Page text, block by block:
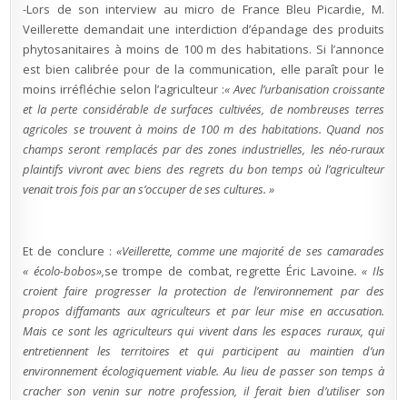
-Lors de son interview au micro de France Bleu Picardie, M.
Veillerette demandait une interdiction d’épandage des produits
phytosanitaires à moins de 100 m des habitations. Si l’annonce
est bien calibrée pour de la communication, elle paraît pour le
moins irréfléchie selon l’agriculteur :« Avec l’urbanisation croissante
et la perte considérable de surfaces cultivées, de nombreuses terres
agricoles se trouvent à moins de 100 m des habitations. Quand nos
champs seront remplacés par des zones industrielles, les néo-ruraux
plaintifs vivront avec biens des regrets du bon temps où l’agriculteur
venait trois fois par an s’occuper de ses cultures. »
Et de conclure : «Veillerette, comme une majorité de ses camarades
« écolo-bobos»,se trompe de combat, regrette Éric Lavoine. « Ils
croient faire progresser la protection de l’environnement par des
propos diffamants aux agriculteurs et par leur mise en accusation.
Mais ce sont les agriculteurs qui vivent dans les espaces ruraux, qui
entretiennent les territoires et qui participent au maintien d’un
environnement écologiquement viable. Au lieu de passer son temps à
cracher son venin sur notre profession, il ferait bien d’utiliser son